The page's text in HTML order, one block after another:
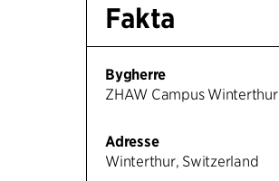
Fakta
Bygherre
ZHAW Campus Winterthur
Adresse
Winterthur, Switzerland